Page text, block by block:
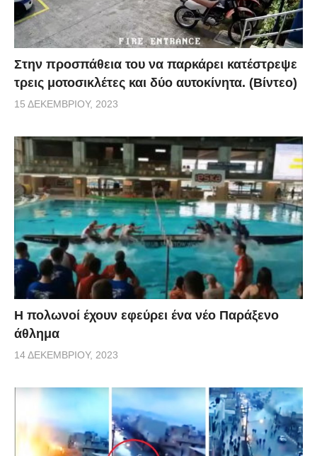
Στην προσπάθεια του να παρκάρει κατέστρεψε
τρεις μοτοσικλέτες και δύο αυτοκίνητα. (Βίντεο)
15 ΔΕΚΕΜΒΡΊΟΥ, 2023
Η πολωνοί έχουν εφεύρει ένα νέο Παράξενο
άθλημα
14 ΔΕΚΕΜΒΡΊΟΥ, 2023